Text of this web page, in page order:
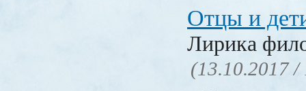
Отцы и
Лирика
(13.10.2017 /